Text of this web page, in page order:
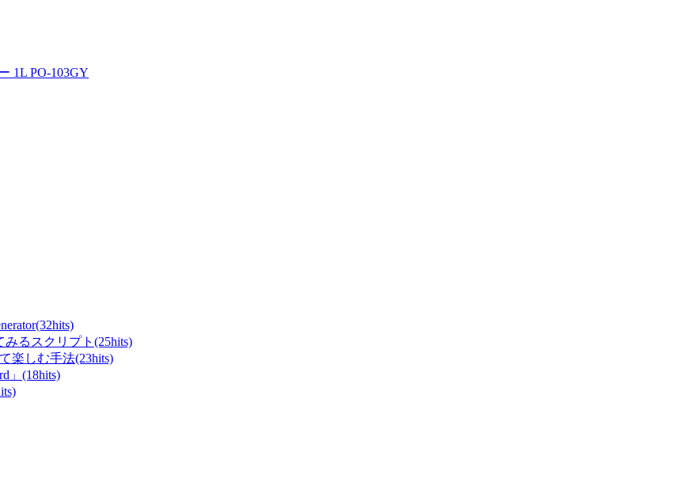
1L PO-103GY
るスクリプト(25hits)
楽しむ手法(23hits)
」(18hits)